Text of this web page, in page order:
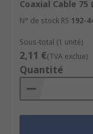
Coaxial Cable
N° de stock RS 192-
Sous-total (1 unité)
2,11 €(TVA exclue)
Quantité